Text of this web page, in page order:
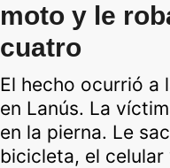
moto y le
cuatro
El hecho ocurrió a
en Lanús. La
en la pierna. Le
bicicleta, el celular